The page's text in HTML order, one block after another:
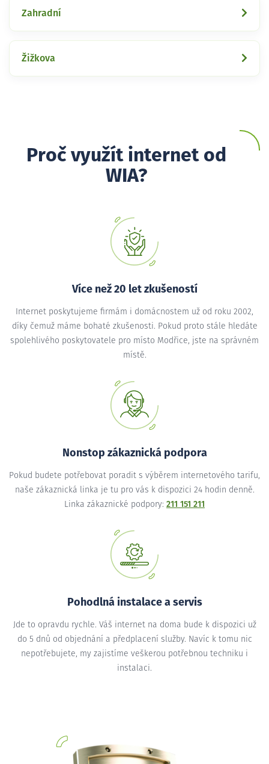
Zahradní
Žižkova
Proč využít internet od
WIA?
Více než 20 let zkušeností
Internet poskytujeme firmám i domácnostem už od roku 2002,
díky čemuž máme bohaté zkušenosti. Pokud proto stále hledáte
spolehlivého poskytovatele pro místo Modřice, jste na správném
místě.
Nonstop zákaznická podpora
Pokud budete potřebovat poradit s výběrem internetového tarifu,
naše zákaznická linka je tu pro vás k dispozici 24 hodin denně.
Linka zákaznické podpory: 211 151 211
Pohodlná instalace a servis
Jde to opravdu rychle. Váš internet na doma bude k dispozici už
do 5 dnů od objednání a předplacení služby. Navíc k tomu nic
nepotřebujete, my zajistíme veškerou potřebnou techniku i
instalaci.